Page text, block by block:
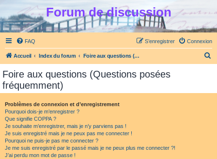
Forum de discussion
FAQ Connexion
S’enregistrer
Accueil Index du forum Foire aux questions (Questions posées fréquemment)
Foire aux questions (Questions posées
fréquemment)
Problèmes de connexion et d’enregistrement
Pourquoi dois-je m’enregistrer ?
Que signifie COPPA ?
Je souhaite m’enregistrer, mais je n’y parviens pas !
Je suis enregistré mais je ne peux pas me connecter !
Pourquoi ne puis-je pas me connecter ?
Je me suis enregistré par le passé mais je ne peux plus me connecter ?!
J’ai perdu mon mot de passe !